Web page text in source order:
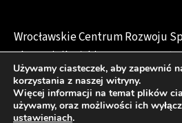
Wrocławskie Centrum Rozwoju
pl. Dominikański 6, 50-159
Deklaracja dostępności
Używamy ciasteczek, aby zapewnić
korzystania z naszej witryny.
Więcej informacji na temat plików
używamy, oraz możliwości ich
ustawieniach.